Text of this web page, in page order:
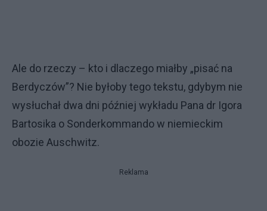
Ale do rzeczy – kto i dlaczego miałby „pisać na
Berdyczów”? Nie byłoby tego tekstu, gdybym nie
wysłuchał dwa dni później wykładu Pana dr Igora
Bartosika o Sonderkommando w niemieckim
obozie Auschwitz.
Reklama